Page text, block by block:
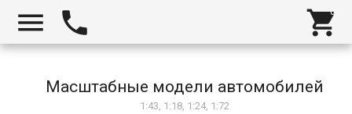
  
Масштабные модели автомобилей
1:43, 1:18, 1:24, 1:72